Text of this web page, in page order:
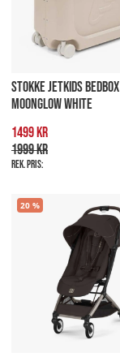
STOKKE JETKIDS BEDBOX
MOONGLOW WHITE
1499 kr
1999 kr
Rek. pris:
20